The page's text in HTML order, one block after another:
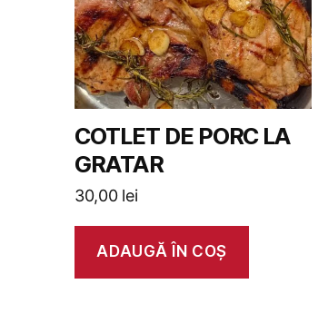
COTLET DE PORC LA
GRATAR
30,00 lei
ADAUGĂ ÎN COȘ